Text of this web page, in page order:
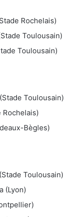
Rochelais)
Toulousain)
Toulousain)
Toulousain)
Rochelais)
Bègles)
Toulousain)
(Lyon)